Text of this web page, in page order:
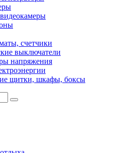
счетчики
выключатели
напряжения
щитки, шкафы, боксы